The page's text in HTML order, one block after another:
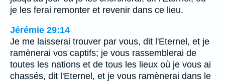
je les ferai remonter et revenir dans ce lieu.
Jérémie 29:14
Je me laisserai trouver par vous, dit l'Eternel, et je
ramènerai vos captifs; je vous rassemblerai de
toutes les nations et de tous les lieux où je vous ai
chassés, dit l'Eternel, et je vous ramènerai dans le